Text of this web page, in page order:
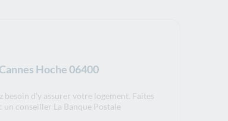
Hoche 06400
besoin d'y assurer votre logement. Faites
conseiller La Banque Postale